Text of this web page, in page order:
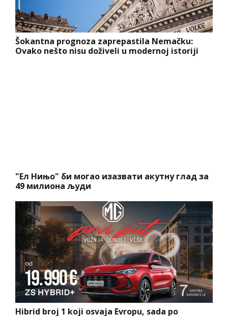
Šokantna prognoza zaprepastila Nemačku:
Ovako nešto nisu doživeli u modernoj istoriji
"Ел Нињо" би могао изазвати акутну глад за
49 милиона људи
Hibrid broj 1 koji osvaja Evropu, sada po